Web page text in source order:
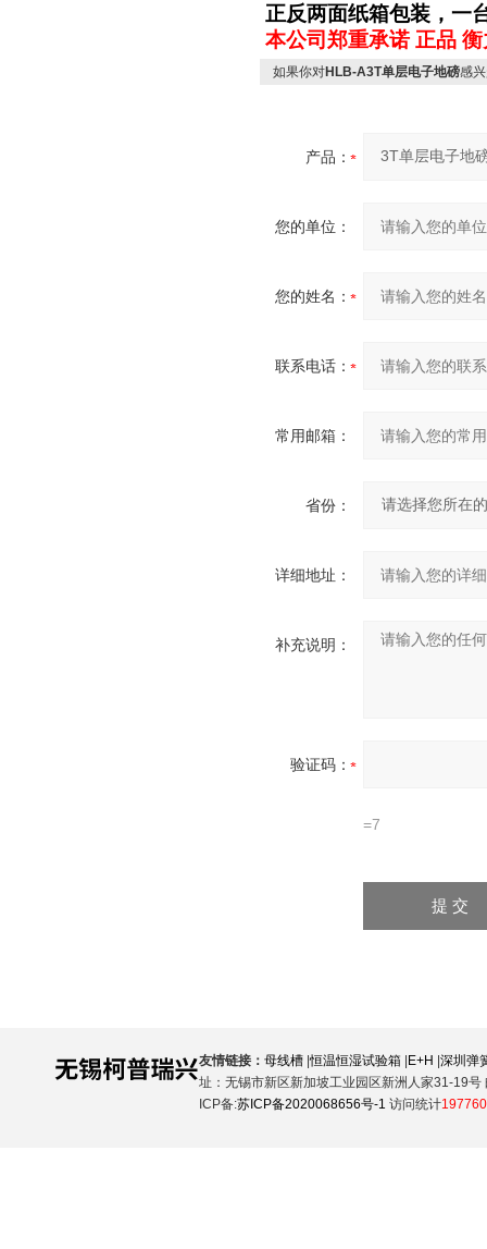
正反两面纸箱包装，一
本公司郑重承诺 正品
如果你对HLB-A3T单层电子地磅感
产品：
您的单位：
您的姓名：
联系电话：
常用邮箱：
省份：
详细地址：
补充说明：
验证码：
=7
友情链接： 母线槽 |恒温恒湿试验箱 E+H 深圳弹
址：无锡市新区新加坡工业园区新洲人家31-19号
ICP备:苏ICP备2020068656号-1 访问统计197760